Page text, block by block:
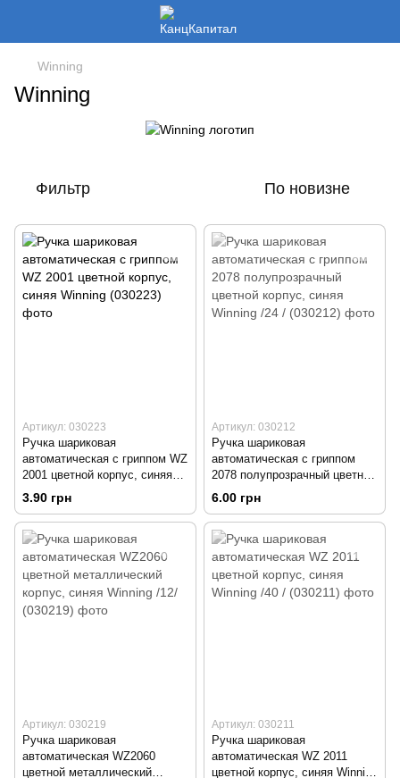
Winning
Winning
Фильтр По новизне
Артикул: 030223
Ручка шариковая
автоматическая с гриппом WZ
2001 цветной корпус, синяя
Winning
3.90 грн
Артикул: 030212
Ручка шариковая
автоматическая с гриппом
2078 полупрозрачный цветной
корпус, синяя Winning /24 /
6.00 грн
Артикул: 030219
Ручка шариковая
автоматическая WZ2060
цветной металлический
Артикул: 030211
Ручка шариковая
автоматическая WZ 2011
цветной корпус, синяя Winning